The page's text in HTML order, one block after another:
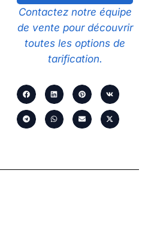
Contactez notre équipe
de vente pour découvrir
toutes les options de
tarification.